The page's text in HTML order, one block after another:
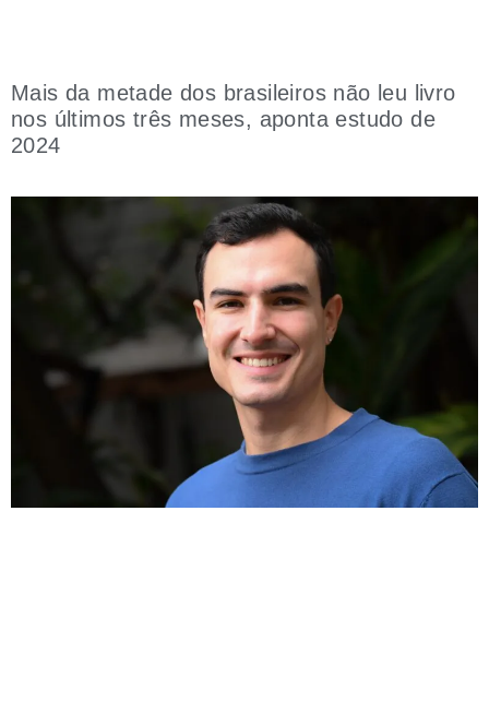
Mais da metade dos brasileiros não leu livro
nos últimos três meses, aponta estudo de
2024